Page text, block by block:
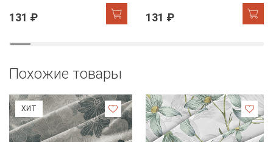
131 ₽ 131 ₽
Похожие товары
ХИТ